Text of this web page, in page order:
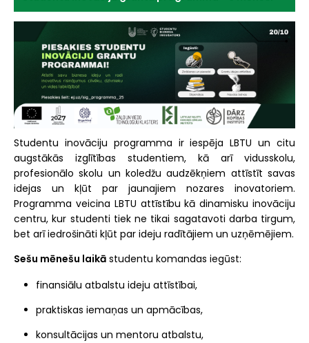
Studentu inovāciju programma ir iespēja LBTU un citu
augstākās izglītības studentiem, kā arī vidusskolu,
profesionālo skolu un koledžu audzēkņiem attīstīt savas
idejas un kļūt par jaunajiem nozares inovatoriem.
Programma veicina LBTU attīstību kā dinamisku inovāciju
centru, kur studenti tiek ne tikai sagatavoti darba tirgum,
bet arī iedrošināti kļūt par ideju radītājiem un uzņēmējiem.
Sešu mēnešu laikā studentu komandas iegūst:
finansiālu atbalstu ideju attīstībai,
praktiskas iemaņas un apmācības,
konsultācijas un mentoru atbalstu,